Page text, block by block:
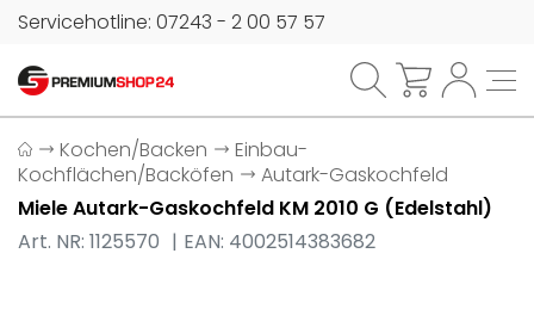
Servicehotline: 07243 - 2 00 57 57
Kochen/Backen
Einbau-
Kochflächen/Backöfen
Autark-Gaskochfeld
Miele Autark-Gaskochfeld KM 2010 G (Edelstahl)
Art. NR: 1125570
EAN: 4002514383682